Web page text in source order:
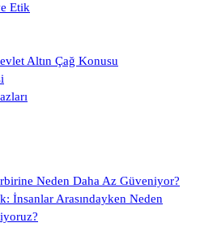
Etik
Altın Çağ Konusu
Neden Daha Az Güveniyor?
İnsanlar Arasındayken Neden